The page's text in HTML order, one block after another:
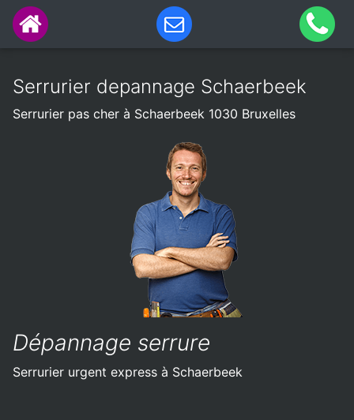
Serrurier depannage Schaerbeek
Serrurier pas cher à Schaerbeek 1030 Bruxelles
Dépannage serrure
Serrurier urgent express à Schaerbeek